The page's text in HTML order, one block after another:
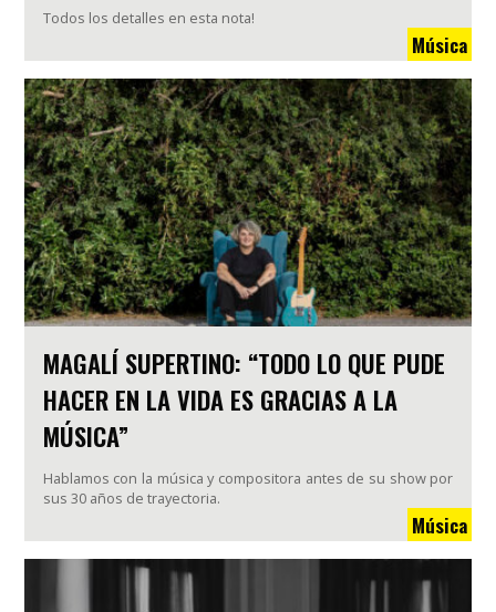
Todos los detalles en esta nota!
Música
MAGALÍ SUPERTINO: “TODO LO QUE PUDE
HACER EN LA VIDA ES GRACIAS A LA
MÚSICA”
Hablamos con la música y compositora antes de su show por
sus 30 años de trayectoria.
Música